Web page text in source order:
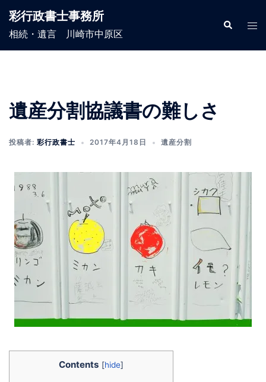
ン
彩行政書士事務所
相続・遺言 川崎市中原区
検
索
ト
遺産分割協議書の難しさ
投稿者: 彩行政書士 2017年4月18日 遺産分割
Contents [hide]